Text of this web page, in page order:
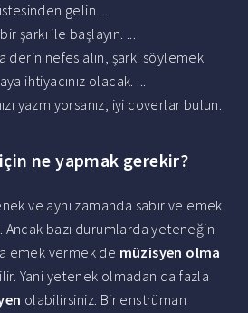
gelin. ...
şarkı ile başlayın. ...
derin nefes alın, şarkı söylemek
ihtiyacınız olacak. ...
yazmıyorsanız, iyi coverlar bulun.
ne yapmak gerekir?
ve aynı zamanda sabır ve emek
bazı durumlarda yeteneğin
emek vermek de müzisyen olma
Yani yetenek olmadan da fazla
olabilirsiniz. Bir enstrüman